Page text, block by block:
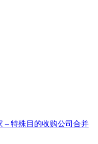
– 特殊目的收购公司合并